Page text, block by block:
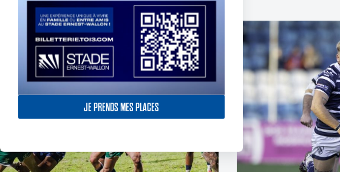
JE PRENDS MES PLACES
Publications similaires